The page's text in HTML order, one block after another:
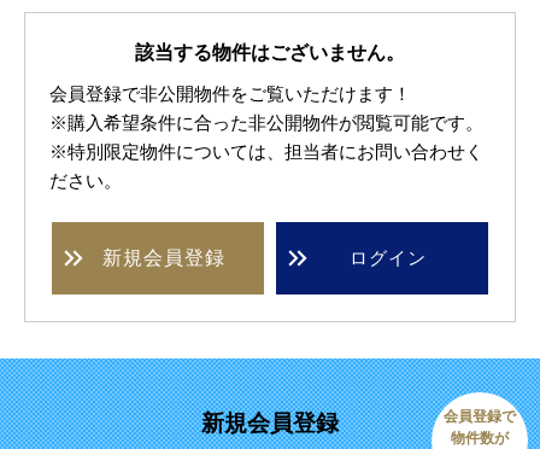
該当する物件はございません。
会員登録で非公開物件をご覧いただけます！
※購入希望条件に合った非公開物件が閲覧可能です。
※特別限定物件については、担当者にお問い合わせく
ださい。
新規会員登録 ログイン
新規会員登録
会員登録で
物件数が